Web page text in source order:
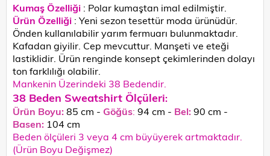
Kumaş Özelliği : Polar kumaştan imal edilmiştir.
Ürün Özelliği : Yeni sezon tesettür moda ürünüdür.
Önden kullanılabilir yarım fermuarı bulunmaktadır.
Kafadan giyilir. Cep mevcuttur. Manşeti ve eteği
lastiklidir. Ürün renginde konsept çekimlerinden dolayı
ton farklılığı olabilir.
Mankenin Üzerindeki 38 Bedendir.
38 Beden Sweatshirt Ölçüleri:
Ürün Boyu:85 cm - Göğüs: 94 cm - Bel:90 cm -
Basen: 104 cm
Beden ölçüleri 3 veya 4 cm büyüyerek artmaktadır.
(Ürün Boyu Değişmez)